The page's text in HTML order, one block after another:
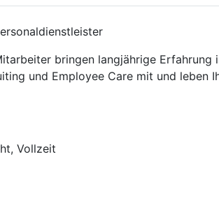
bringen langjährige Erfahrung
und Employee Care mit und leben
Vollzeit